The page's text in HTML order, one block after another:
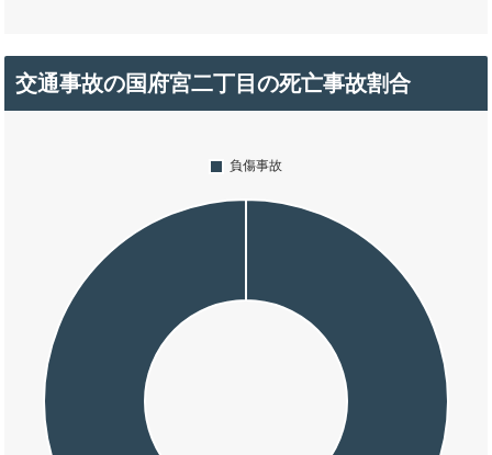
交通事故の国府宮二丁目の死亡事故割合